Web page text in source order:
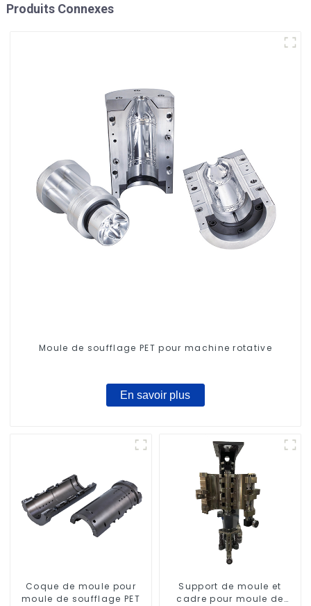
Produits Connexes
Moule de soufflage PET pour machine rotative
En savoir plus
Coque de moule pour
moule de soufflage PET
Support de moule et
cadre pour moule de